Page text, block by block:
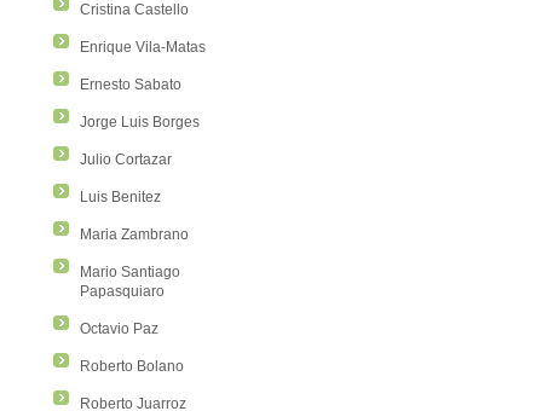
Cristina Castello
Enrique Vila-Matas
Ernesto Sabato
Jorge Luis Borges
Julio Cortazar
Luis Benitez
Maria Zambrano
Mario Santiago
Papasquiaro
Octavio Paz
Roberto Bolano
Roberto Juarroz